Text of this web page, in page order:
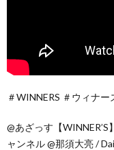
＃WINNERS ＃ウィナー
@あざっす【WINNER’S
ャンネル @那須大亮 /